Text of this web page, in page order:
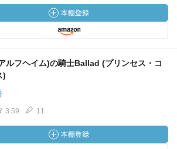
ルフヘイム)の騎士Ballad (プリンセス・コ
)
3.59 11